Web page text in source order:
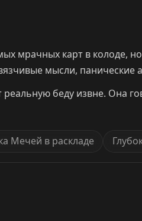
мрачных карт в колоде,
мысли, панические
реальную беду извне. Она
Мечей в раскладе